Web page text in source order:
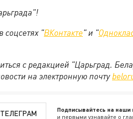
соцсетях "ВКонтакте" и "
с редакцией "Царьград.
на электронную почту
ТЕЛЕГРАМ Подписывайтесь на наши
и первыми узнавайте о